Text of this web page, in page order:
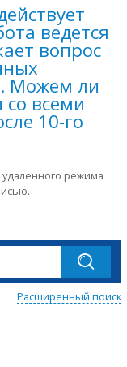
ведется
вопрос
Можем ли
со всеми
10-го
режима
Расширенный поиск